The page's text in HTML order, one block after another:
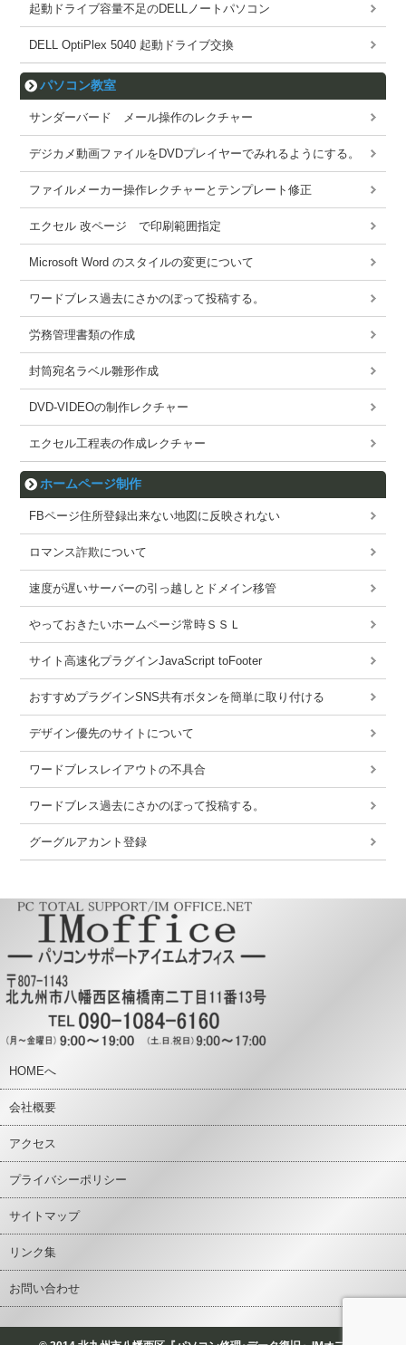
起動ドライブ容量不足のDELLノートパソコン
DELL OptiPlex 5040 起動ドライブ交換
パソコン教室
サンダーバード メール操作のレクチャー
デジカメ動画ファイルをDVDプレイヤーでみれるようにする。
ファイルメーカー操作レクチャーとテンプレート修正
エクセル 改ページ で印刷範囲指定
Microsoft Word のスタイルの変更について
ワードブレス過去にさかのぼって投稿する。
労務管理書類の作成
封筒宛名ラベル雛形作成
DVD-VIDEOの制作レクチャー
エクセル工程表の作成レクチャー
ホームページ制作
FBページ住所登録出来ない地図に反映されない
ロマンス詐欺について
速度が遅いサーバーの引っ越しとドメイン移管
やっておきたいホームページ常時ＳＳＬ
サイト高速化プラグインJavaScript toFooter
おすすめプラグインSNS共有ボタンを簡単に取り付ける
デザイン優先のサイトについて
ワードブレスレイアウトの不具合
ワードブレス過去にさかのぼって投稿する。
グーグルアカント登録
HOMEへ
会社概要
アクセス
プライバシーポリシー
サイトマップ
リンク集
お問い合わせ